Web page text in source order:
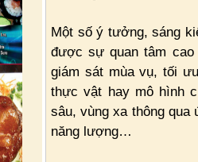
Một số ý tưởng, sáng
được sự quan tâm
giám sát mùa vụ, tối
thực vật hay mô hình
sâu, vùng xa thông qua
năng lượng…